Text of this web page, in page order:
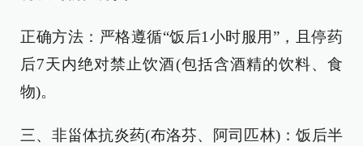
正确方法：严格遵循“饭后1小时服用”，且停药
后7天内绝对禁止饮酒(包括含酒精的饮料、食
物)。
三、非甾体抗炎药(布洛芬、阿司匹林)：饭后半